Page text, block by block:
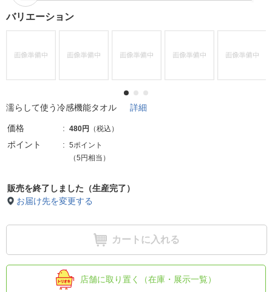
バリエーション
濡らして使う冷感機能タオル 詳細
価格 480円 （税込）
ポイント
5ポイント
（5円相当）
販売を終了しました（生産完了）
お届け先を変更する
カートに入れる
店舗に取り置く（在庫・展示一覧）